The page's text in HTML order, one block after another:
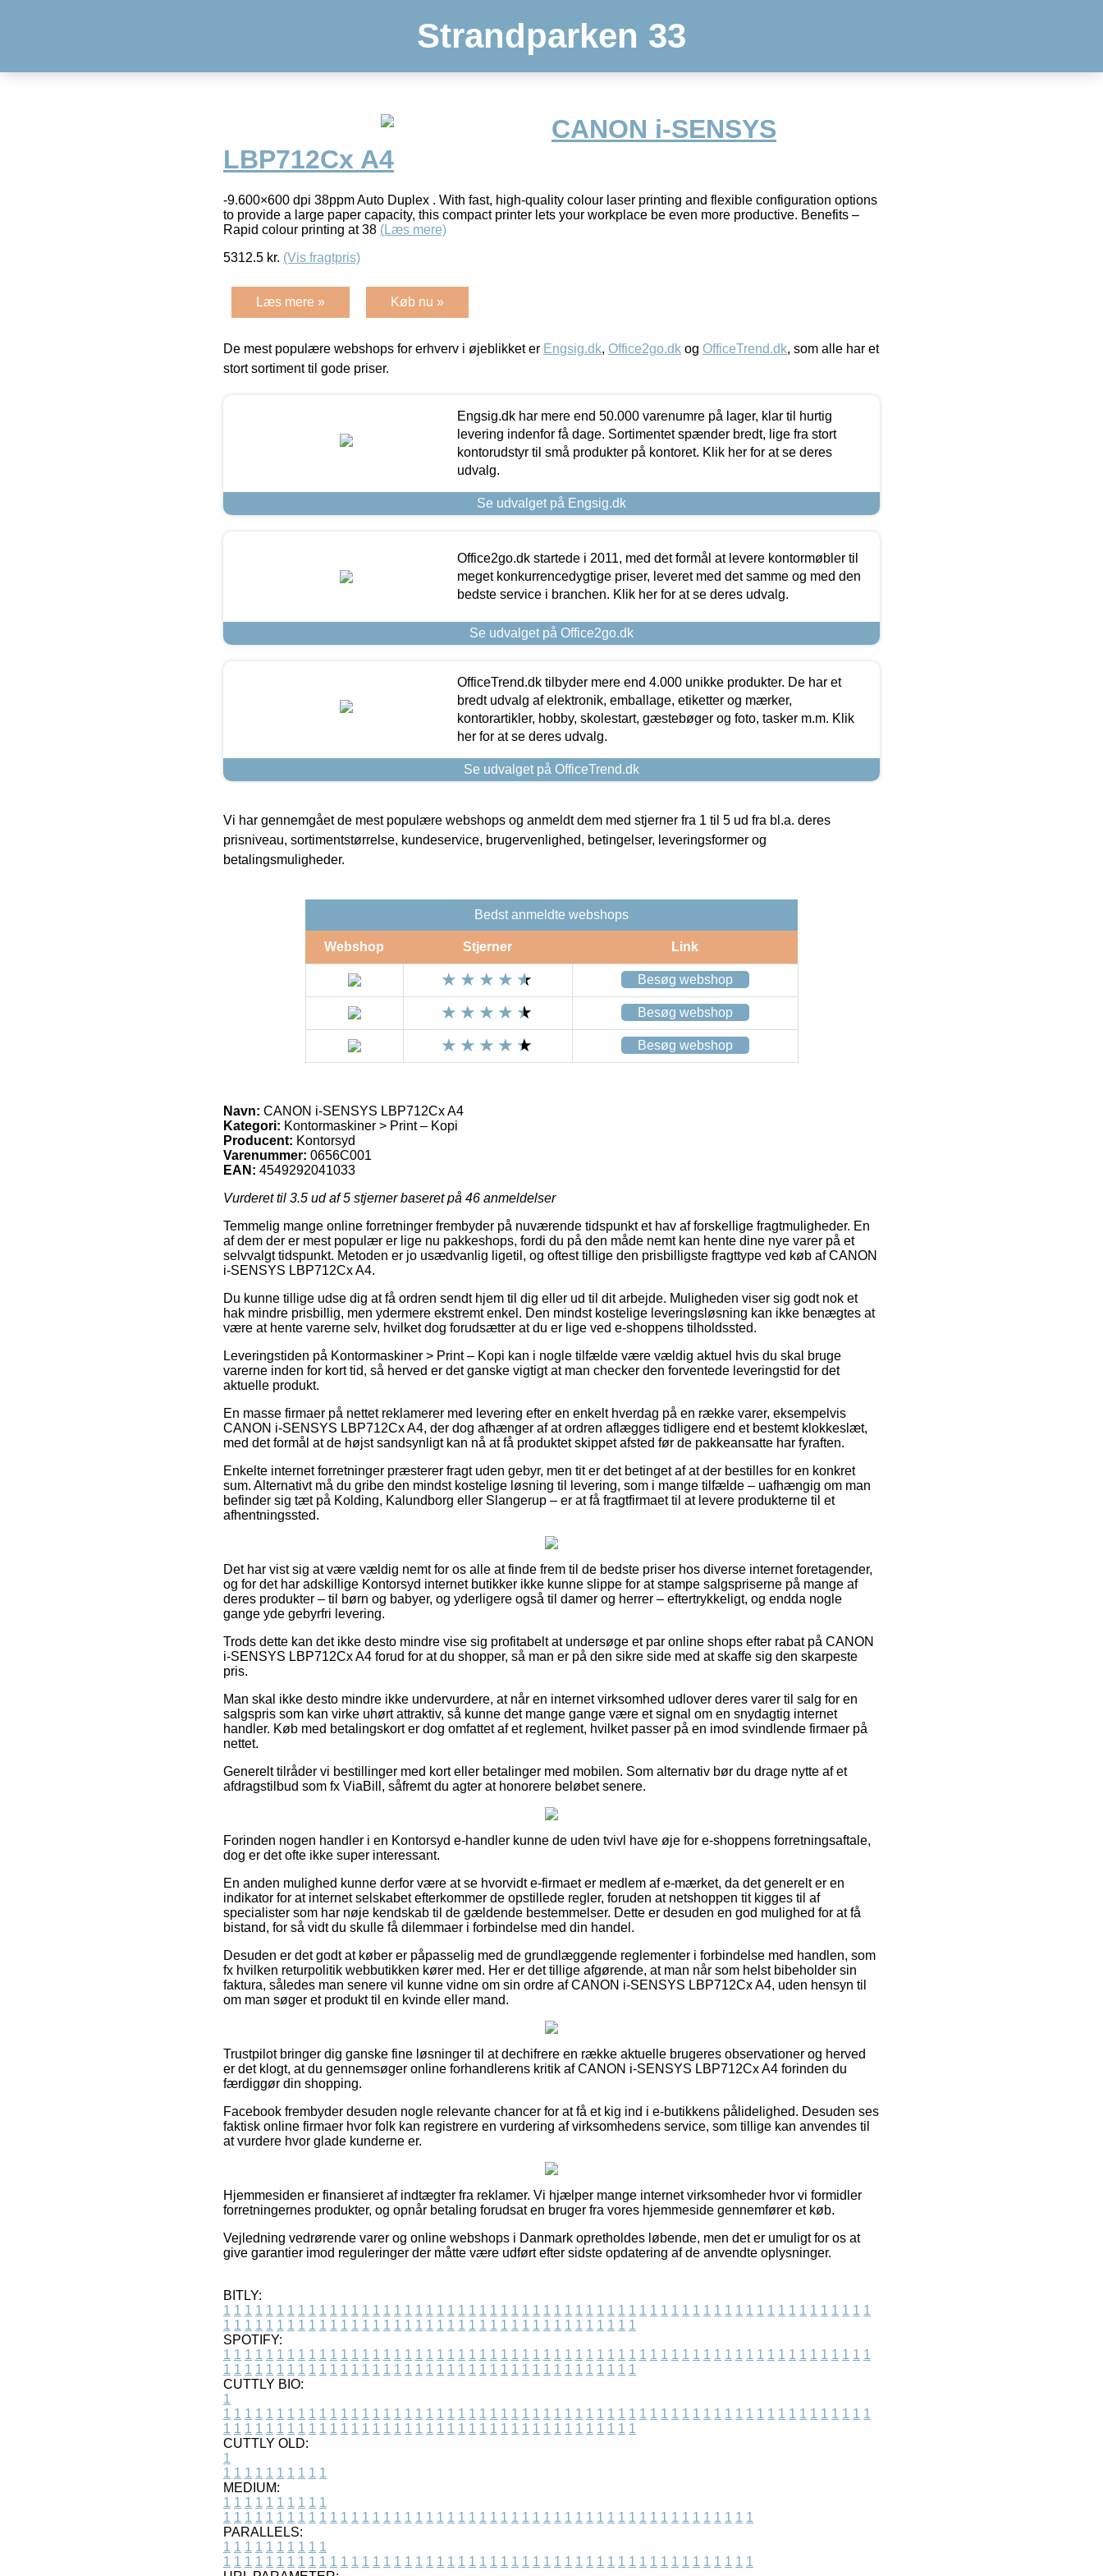
Strandparken 33
CANON i-SENSYS
LBP712Cx A4
-9.600×600 dpi 38ppm Auto Duplex . With fast, high-quality colour laser printing and flexible configuration options
to provide a large paper capacity, this compact printer lets your workplace be even more productive. Benefits –
Rapid colour printing at 38 (Læs mere)
5312.5 kr. (Vis fragtpris)
Læs mere » Køb nu »
De mest populære webshops for erhverv i øjeblikket er Engsig.dk, Office2go.dk og OfficeTrend.dk, som alle har et
stort sortiment til gode priser.
Engsig.dk har mere end 50.000 varenumre på lager, klar til hurtig
levering indenfor få dage. Sortimentet spænder bredt, lige fra stort
kontorudstyr til små produkter på kontoret. Klik her for at se deres
udvalg.
Se udvalget på Engsig.dk
Office2go.dk startede i 2011, med det formål at levere kontormøbler til
meget konkurrencedygtige priser, leveret med det samme og med den
bedste service i branchen. Klik her for at se deres udvalg.
Se udvalget på Office2go.dk
OfficeTrend.dk tilbyder mere end 4.000 unikke produkter. De har et
bredt udvalg af elektronik, emballage, etiketter og mærker,
kontorartikler, hobby, skolestart, gæstebøger og foto, tasker m.m. Klik
her for at se deres udvalg.
Se udvalget på OfficeTrend.dk
Vi har gennemgået de mest populære webshops og anmeldt dem med stjerner fra 1 til 5 ud fra bl.a. deres
prisniveau, sortimentstørrelse, kundeservice, brugervenlighed, betingelser, leveringsformer og
betalingsmuligheder.
Bedst anmeldte webshops
Webshop Stjerner Link
Besøg webshop
Besøg webshop
Besøg webshop
Navn: CANON i-SENSYS LBP712Cx A4
Kategori: Kontormaskiner > Print – Kopi
Producent: Kontorsyd
Varenummer: 0656C001
EAN: 4549292041033
Vurderet til 3.5 ud af 5 stjerner baseret på 46 anmeldelser
Temmelig mange online forretninger frembyder på nuværende tidspunkt et hav af forskellige fragtmuligheder. En
af dem der er mest populær er lige nu pakkeshops, fordi du på den måde nemt kan hente dine nye varer på et
selvvalgt tidspunkt. Metoden er jo usædvanlig ligetil, og oftest tillige den prisbilligste fragttype ved køb af CANON
i-SENSYS LBP712Cx A4.
Du kunne tillige udse dig at få ordren sendt hjem til dig eller ud til dit arbejde. Muligheden viser sig godt nok et
hak mindre prisbillig, men ydermere ekstremt enkel. Den mindst kostelige leveringsløsning kan ikke benægtes at
være at hente varerne selv, hvilket dog forudsætter at du er lige ved e-shoppens tilholdssted.
Leveringstiden på Kontormaskiner > Print – Kopi kan i nogle tilfælde være vældig aktuel hvis du skal bruge
varerne inden for kort tid, så herved er det ganske vigtigt at man checker den forventede leveringstid for det
aktuelle produkt.
En masse firmaer på nettet reklamerer med levering efter en enkelt hverdag på en række varer, eksempelvis
CANON i-SENSYS LBP712Cx A4, der dog afhænger af at ordren aflægges tidligere end et bestemt klokkeslæt,
med det formål at de højst sandsynligt kan nå at få produktet skippet afsted før de pakkeansatte har fyraften.
Enkelte internet forretninger præsterer fragt uden gebyr, men tit er det betinget af at der bestilles for en konkret
sum. Alternativt må du gribe den mindst kostelige løsning til levering, som i mange tilfælde – uafhængig om man
befinder sig tæt på Kolding, Kalundborg eller Slangerup – er at få fragtfirmaet til at levere produkterne til et
afhentningssted.
Det har vist sig at være vældig nemt for os alle at finde frem til de bedste priser hos diverse internet foretagender,
og for det har adskillige Kontorsyd internet butikker ikke kunne slippe for at stampe salgspriserne på mange af
deres produkter – til børn og babyer, og yderligere også til damer og herrer – eftertrykkeligt, og endda nogle
gange yde gebyrfri levering.
Trods dette kan det ikke desto mindre vise sig profitabelt at undersøge et par online shops efter rabat på CANON
i-SENSYS LBP712Cx A4 forud for at du shopper, så man er på den sikre side med at skaffe sig den skarpeste
pris.
Man skal ikke desto mindre ikke undervurdere, at når en internet virksomhed udlover deres varer til salg for en
salgspris som kan virke uhørt attraktiv, så kunne det mange gange være et signal om en snydagtig internet
handler. Køb med betalingskort er dog omfattet af et reglement, hvilket passer på en imod svindlende firmaer på
nettet.
Generelt tilråder vi bestillinger med kort eller betalinger med mobilen. Som alternativ bør du drage nytte af et
afdragstilbud som fx ViaBill, såfremt du agter at honorere beløbet senere.
Forinden nogen handler i en Kontorsyd e-handler kunne de uden tvivl have øje for e-shoppens forretningsaftale,
dog er det ofte ikke super interessant.
En anden mulighed kunne derfor være at se hvorvidt e-firmaet er medlem af e-mærket, da det generelt er en
indikator for at internet selskabet efterkommer de opstillede regler, foruden at netshoppen tit kigges til af
specialister som har nøje kendskab til de gældende bestemmelser. Dette er desuden en god mulighed for at få
bistand, for så vidt du skulle få dilemmaer i forbindelse med din handel.
Desuden er det godt at køber er påpasselig med de grundlæggende reglementer i forbindelse med handlen, som
fx hvilken returpolitik webbutikken kører med. Her er det tillige afgørende, at man når som helst bibeholder sin
faktura, således man senere vil kunne vidne om sin ordre af CANON i-SENSYS LBP712Cx A4, uden hensyn til
om man søger et produkt til en kvinde eller mand.
Trustpilot bringer dig ganske fine løsninger til at dechifrere en række aktuelle brugeres observationer og herved
er det klogt, at du gennemsøger online forhandlerens kritik af CANON i-SENSYS LBP712Cx A4 forinden du
færdiggør din shopping.
Facebook frembyder desuden nogle relevante chancer for at få et kig ind i e-butikkens pålidelighed. Desuden ses
faktisk online firmaer hvor folk kan registrere en vurdering af virksomhedens service, som tillige kan anvendes til
at vurdere hvor glade kunderne er.
Hjemmesiden er finansieret af indtægter fra reklamer. Vi hjælper mange internet virksomheder hvor vi formidler
forretningernes produkter, og opnår betaling forudsat en bruger fra vores hjemmeside gennemfører et køb.
Vejledning vedrørende varer og online webshops i Danmark opretholdes løbende, men det er umuligt for os at
give garantier imod reguleringer der måtte være udført efter sidste opdatering af de anvendte oplysninger.
BITLY:
1 1 1 1 1 1 1 1 1 1 1 1 1 1 1 1 1 1 1 1 1 1 1 1 1 1 1 1 1 1 1 1 1 1 1 1 1 1 1 1 1 1 1 1 1 1 1 1 1 1 1 1 1 1 1 1 1 1 1 1 1
1 1 1 1 1 1 1 1 1 1 1 1 1 1 1 1 1 1 1 1 1 1 1 1 1 1 1 1 1 1 1 1 1 1 1 1 1 1 1
SPOTIFY:
1 1 1 1 1 1 1 1 1 1 1 1 1 1 1 1 1 1 1 1 1 1 1 1 1 1 1 1 1 1 1 1 1 1 1 1 1 1 1 1 1 1 1 1 1 1 1 1 1 1 1 1 1 1 1 1 1 1 1 1 1
1 1 1 1 1 1 1 1 1 1 1 1 1 1 1 1 1 1 1 1 1 1 1 1 1 1 1 1 1 1 1 1 1 1 1 1 1 1 1
CUTTLY BIO:
1
1 1 1 1 1 1 1 1 1 1 1 1 1 1 1 1 1 1 1 1 1 1 1 1 1 1 1 1 1 1 1 1 1 1 1 1 1 1 1 1 1 1 1 1 1 1 1 1 1 1 1 1 1 1 1 1 1 1 1 1 1
1 1 1 1 1 1 1 1 1 1 1 1 1 1 1 1 1 1 1 1 1 1 1 1 1 1 1 1 1 1 1 1 1 1 1 1 1 1 1
CUTTLY OLD:
1
1 1 1 1 1 1 1 1 1 1
MEDIUM:
1 1 1 1 1 1 1 1 1 1
1 1 1 1 1 1 1 1 1 1 1 1 1 1 1 1 1 1 1 1 1 1 1 1 1 1 1 1 1 1 1 1 1 1 1 1 1 1 1 1 1 1 1 1 1 1 1 1 1 1
PARALLELS:
1 1 1 1 1 1 1 1 1 1
1 1 1 1 1 1 1 1 1 1 1 1 1 1 1 1 1 1 1 1 1 1 1 1 1 1 1 1 1 1 1 1 1 1 1 1 1 1 1 1 1 1 1 1 1 1 1 1 1 1